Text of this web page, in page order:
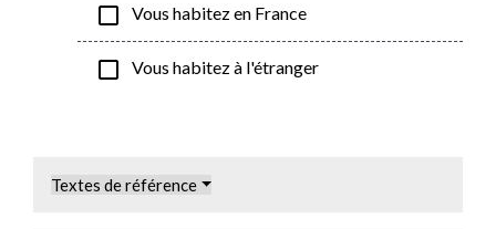
check_box_outline_blank Vous habitez en France
check_box_outline_blank Vous habitez à l'étranger
Textes de référence